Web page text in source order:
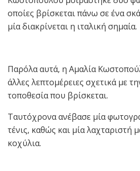
οποίες βρίσκεται πάνω σε ένα
μία διακρίνεται η ιταλική σημαία.
Παρόλα αυτά, η Αμαλία
άλλες λεπτομέρειες σχετικά με
τοποθεσία που βρίσκεται.
Ταυτόχρονα ανέβασε μία
τένις, καθώς και μία λαχταριστή
κοχύλια.